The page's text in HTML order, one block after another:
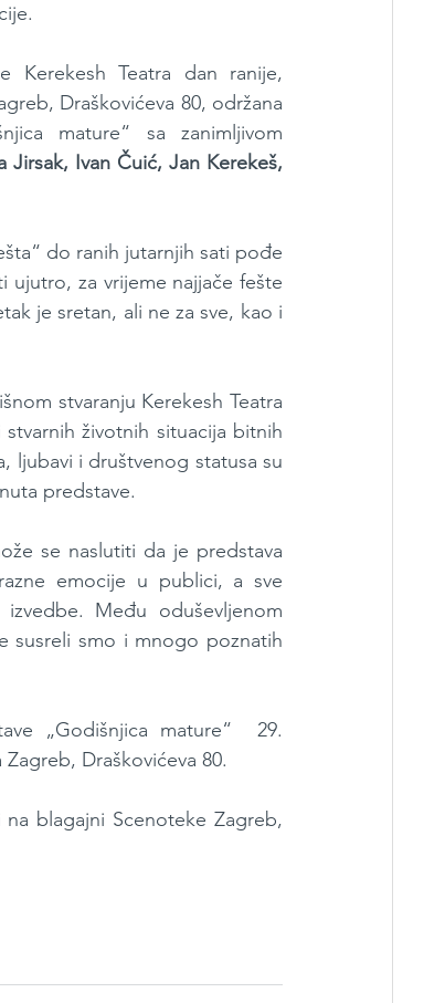
Kerekesh Teatra dan ranije,
Draškovićeva 80, održana
mature“ sa zanimljivom
Jirsak, Ivan Čuić, Jan Kerekeš,
do ranih jutarnjih sati pođe
ujutro, za vrijeme najjače fešte
je sretan, ali ne za sve, kao i
stvaranju Kerekesh Teatra
životnih situacija bitnih
ljubavi i društvenog statusa su
predstave.
se naslutiti da je predstava
emocije u publici, a sve
Među oduševljenom
susreli smo i mnogo poznatih
„Godišnjica mature“  29.
Draškovićeva 80.
blagajni Scenoteke Zagreb,